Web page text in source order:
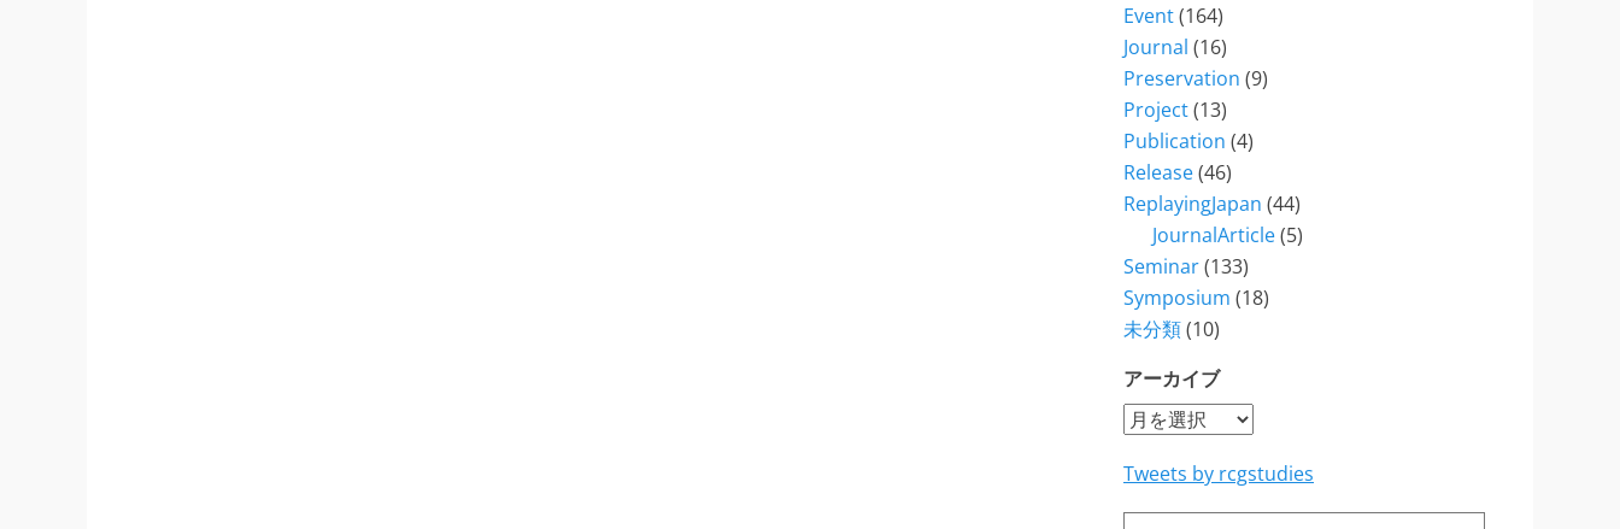
Event(164)
Journal (16)
Preservation (9)
Project(13)
Publication (4)
Release(46)
ReplayingJapan (44)
JournalArticle(5)
Seminar(133)
Symposium (18)
未分類(10)
アーカイブ
ア
カ
Tweets by rcgstudies